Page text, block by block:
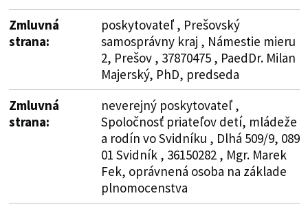
Zmluvná
strana:
poskytovateľ , Prešovský
samosprávny kraj , Námestie mieru
2, Prešov , 37870475 , PaedDr. Milan
Majerský, PhD, predseda
Zmluvná
strana:
neverejný poskytovateľ ,
Spoločnosť priateľov detí, mládeže
a rodín vo Svidníku , Dlhá 509/9, 089
01 Svidník , 36150282 , Mgr. Marek
Fek, oprávnená osoba na základe
plnomocenstva